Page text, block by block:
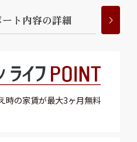
ー ト 内容の詳細
時の家賃が最大3ヶ月無料